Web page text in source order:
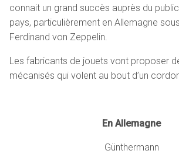
connait un grand succès auprès du
pays, particulièrement en Allemagne
Ferdinand von Zeppelin.
Les fabricants de jouets vont proposer
mécanisés qui volent au bout d’un
En Allemagne
Günthermann